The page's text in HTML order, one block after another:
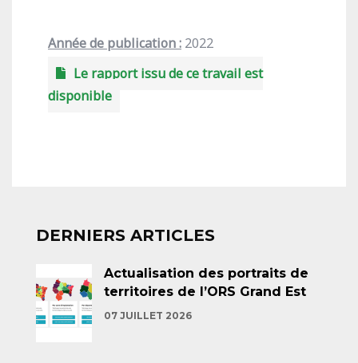
Année de publication : 2022
Le rapport issu de ce travail est
disponible
DERNIERS ARTICLES
Actualisation des portraits de
territoires de l’ORS Grand Est
07 JUILLET 2026